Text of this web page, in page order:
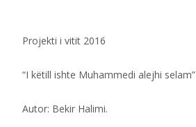
Projekti i vitit 2016
“I këtill ishte Muhammedi alejhi selam”
Autor: Bekir Halimi.